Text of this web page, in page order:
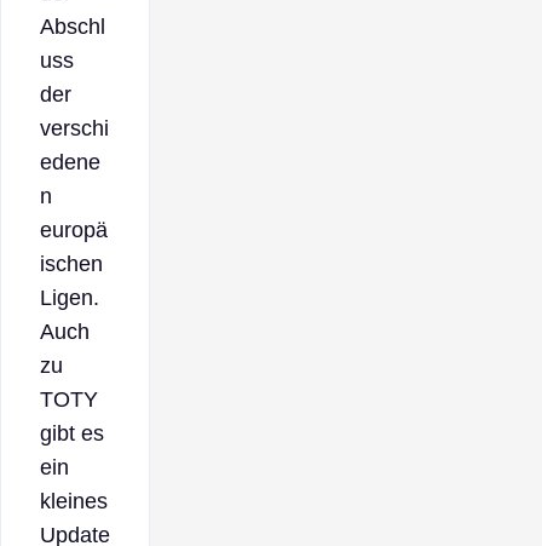
Abschl
uss
der
verschi
edene
n
europä
ischen
Ligen.
Auch
zu
TOTY
gibt es
ein
kleines
Update